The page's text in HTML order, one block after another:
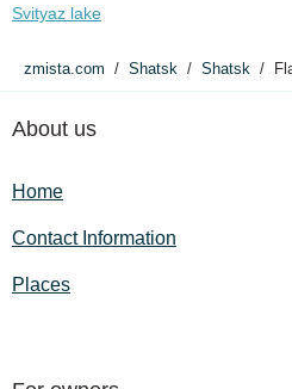
Svityaz lake
zmista.com Shatsk Shatsk
About us
Home
Contact Information
Places